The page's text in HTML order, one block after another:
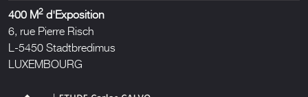
400 M2 d'Exposition
6, rue Pierre Risch
L-5450 Stadtbredimus
LUXEMBOURG